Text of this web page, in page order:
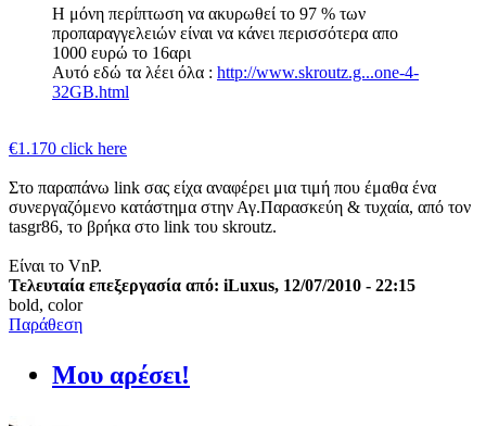
Η μόνη περίπτωση να ακυρωθεί το 97 % των
προπαραγγελειών είναι να κάνει περισσότερα απο
1000 ευρώ το 16αρι
Αυτό εδώ τα λέει όλα : http://www.skroutz.g...one-4-
32GB.html
€1.170 click here
Στο παραπάνω link σας είχα αναφέρει μια τιμή που έμαθα ένα
συνεργαζόμενο κατάστημα στην Αγ.Παρασκεύη & τυχαία, από τον
tasgr86, το βρήκα στο link του skroutz.
Είναι το VnP.
Τελευταία επεξεργασία από: iLuxus, 12/07/2010 - 22:15
bold, color
Παράθεση
Μου αρέσει!